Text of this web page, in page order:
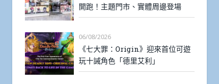
開跑！主題門市、實體周邊登場
06/08/2026
《七大罪：Origin》迎來首位可遊
玩十誡角色「德里艾利」